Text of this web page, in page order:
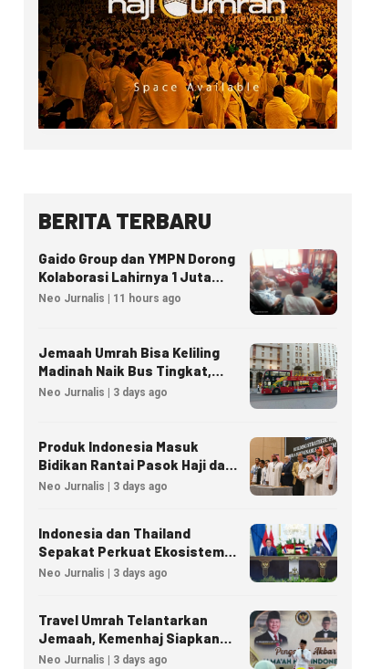
BERITA TERBARU
Gaido Group dan YMPN Dorong
Kolaborasi Lahirnya 1 Juta
Pengusaha Ekonomi Syariah
Neo Jurnalis | 11 hours ago
Jemaah Umrah Bisa Keliling
Madinah Naik Bus Tingkat,
Tiket Mulai 40 Riyal
Neo Jurnalis | 3 days ago
Produk Indonesia Masuk
Bidikan Rantai Pasok Haji dan
Umrah Arab Saudi
Neo Jurnalis | 3 days ago
Indonesia dan Thailand
Sepakat Perkuat Ekosistem
Industri Halal
Neo Jurnalis | 3 days ago
Travel Umrah Telantarkan
Jemaah, Kemenhaj Siapkan
Sanksi Penutupan Izin hingga
Neo Jurnalis | 3 days ago